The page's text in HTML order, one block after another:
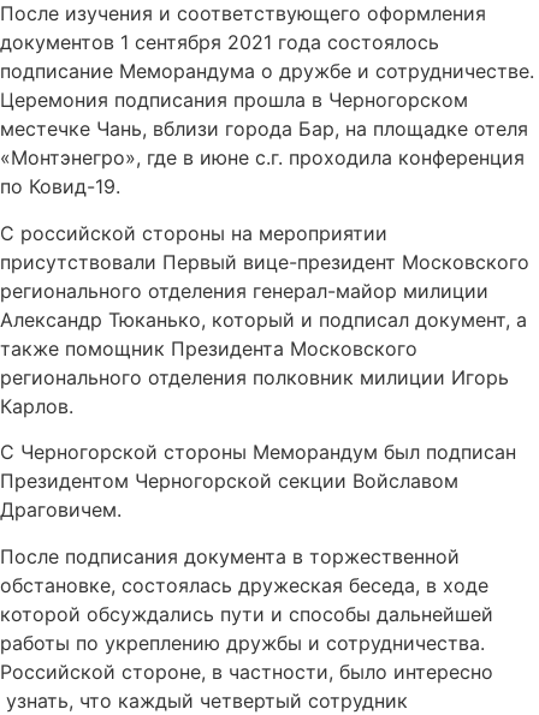
После изучения и соответствующего оформления
документов 1 сентября 2021 года состоялось
подписание Меморандума о дружбе и сотрудничестве.
Церемония подписания прошла в Черногорском
местечке Чань, вблизи города Бар, на площадке отеля
«Монтэнегро», где в июне с.г. проходила конференция
по Ковид-19.
С российской стороны на мероприятии
присутствовали Первый вице-президент Московского
регионального отделения генерал-майор милиции
Александр Тюканько, который и подписал документ, а
также помощник Президента Московского
регионального отделения полковник милиции Игорь
Карлов.
С Черногорской стороны Меморандум был подписан
Президентом Черногорской секции Войславом
Драговичем.
После подписания документа в торжественной
обстановке, состоялась дружеская беседа, в ходе
которой обсуждались пути и способы дальнейшей
работы по укреплению дружбы и сотрудничества.
Российской стороне, в частности, было интересно
узнать, что каждый четвертый сотрудник